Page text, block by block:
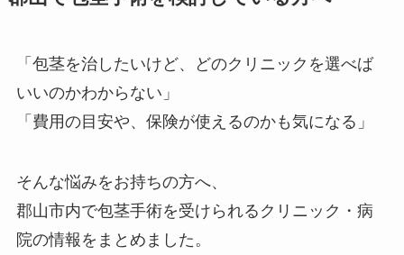
「包茎を治したいけど、どのクリニックを選べば
いいのかわからない」
「費用の目安や、保険が使えるのかも気になる」
そんな悩みをお持ちの方へ、
郡山市内で包茎手術を受けられるクリニック・病
院の情報をまとめました。